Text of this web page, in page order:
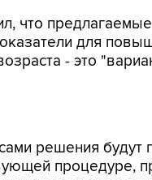
что
для
- это
населения", -